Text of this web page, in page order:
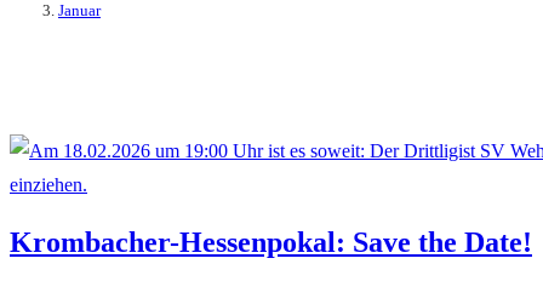
Januar
Krombacher-Hessenpokal: Save the Date!